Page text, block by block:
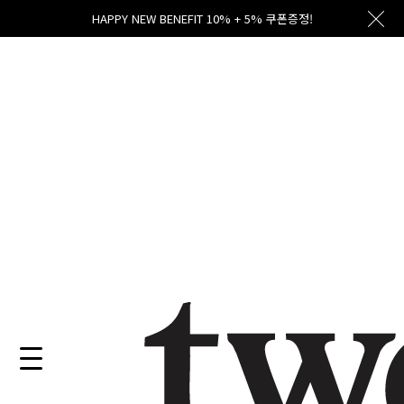
HAPPY NEW BENEFIT 10% + 5% 쿠폰증정!